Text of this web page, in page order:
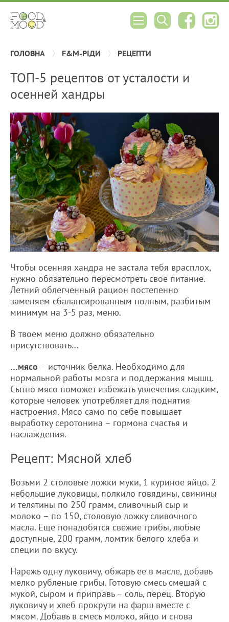
ГОЛОВНА F&M-РІДИ РЕЦЕПТИ
ТОП-5 рецептов от усталости и
осенней хандры
Чтобы осенняя хандра не застала тебя врасплох,
нужно обязательно пересмотреть свое питание.
Летний облегченный рацион постепенно
заменяем сбалансированным полным, разбитым
минимум на 3-5 раз, меню.
В твоем меню должно обязательно
присутствовать…
…мясо – источник белка. Необходимо для
нормальной работы мозга и поддержания мышц.
Сытно мясо поможет избежать увлечения сладким,
которые человек употребляет для поднятия
настроения. Мясо само по себе повышает
выработку серотонина – гормона счастья и
наслаждения.
Рецепт: Мясной хлеб
Возьми 2 столовые ложки муки, 1 куриное яйцо. 2
небольшие луковицы, полкило говядины, свинины
и телятины по 250 грамм, сливочный сыр и
молоко – по 150, столовую ложку сливочного
масла. Еще понадобятся свежие грибы, любые
доступные, 200 грамм, ломтик белого хлеба и
специи по вкусу.
Нарежь одну луковичу, обжарь ее в масле, добавь
мелко рубленые грибы. Готовую смесь смешай с
мукой, сыром и приправь – соль, перец. Вторую
луковичу и хлеб прокрути на фарш вместе с
мясом. Добавь в смесь молоко, яйцо и снова